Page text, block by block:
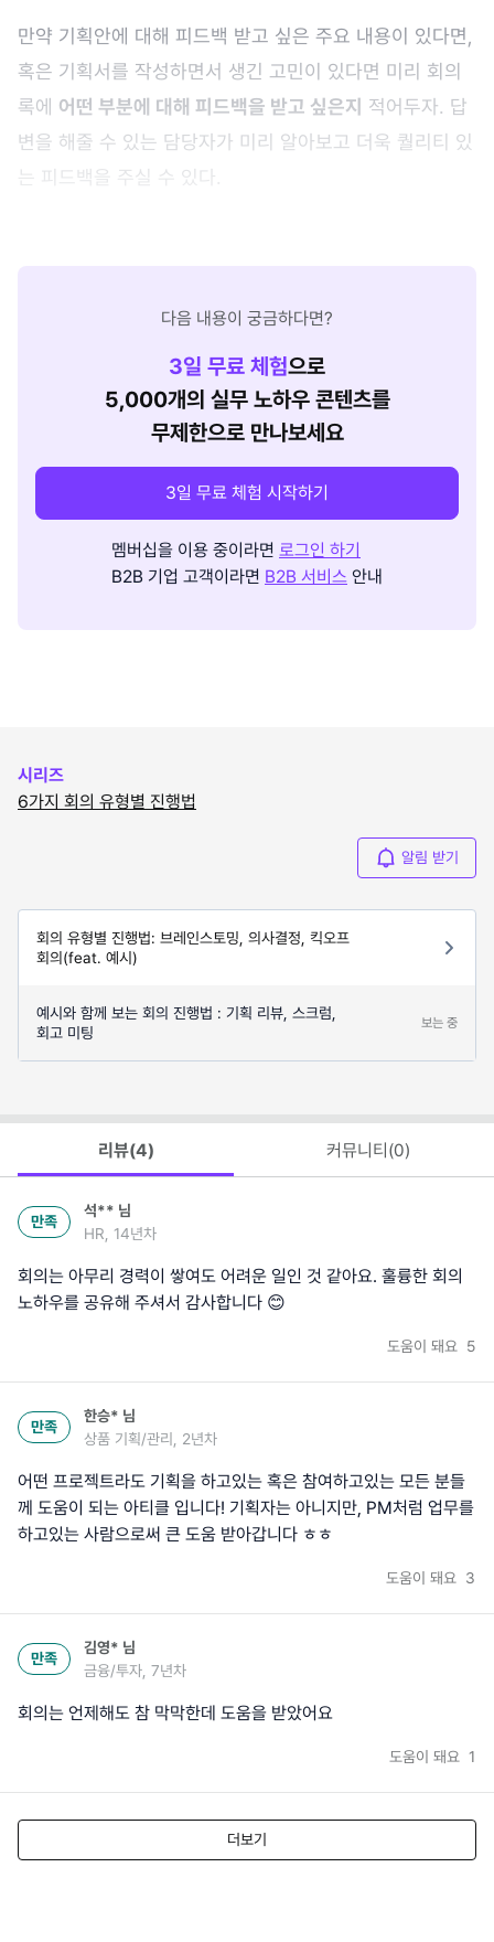
만약 기획안에 대해 피드백 받고 싶은 주요 내용이 있다면,
혹은 기획서를 작성하면서 생긴 고민이 있다면 미리 회의
록에 어떤 부분에 대해 피드백을 받고 싶은지 적어두자. 답
변을 해줄 수 있는 담당자가 미리 알아보고 더욱 퀄리티 있
는 피드백을 주실 수 있다.
다음 내용이 궁금하다면?
3일 무료 체험으로
5,000개의 실무 노하우 콘텐츠를
무제한으로 만나보세요
3일 무료 체험 시작하기
멤버십을 이용 중이라면 로그인 하기
B2B 기업 고객이라면 B2B 서비스 안내
시리즈
6가지 회의 유형별 진행법
알림 받기
회의 유형별 진행법: 브레인스토밍, 의사결정, 킥오프
회의(feat. 예시)
예시와 함께 보는 회의 진행법 : 기획 리뷰, 스크럼,
회고 미팅
보는 중
리뷰(4) 커뮤니티(0)
만족
석** 님
HR, 14년차
회의는 아무리 경력이 쌓여도 어려운 일인 것 같아요. 훌륭한 회의
노하우를 공유해 주셔서 감사합니다 😊
도움이 돼요 5
만족
한승* 님
상품 기획/관리, 2년차
어떤 프로젝트라도 기획을 하고있는 혹은 참여하고있는 모든 분들
께 도움이 되는 아티클 입니다! 기획자는 아니지만, PM처럼 업무를
하고있는 사람으로써 큰 도움 받아갑니다 ㅎㅎ
도움이 돼요 3
만족
김영* 님
금융/투자, 7년차
회의는 언제해도 참 막막한데 도움을 받았어요
도움이 돼요 1
더보기